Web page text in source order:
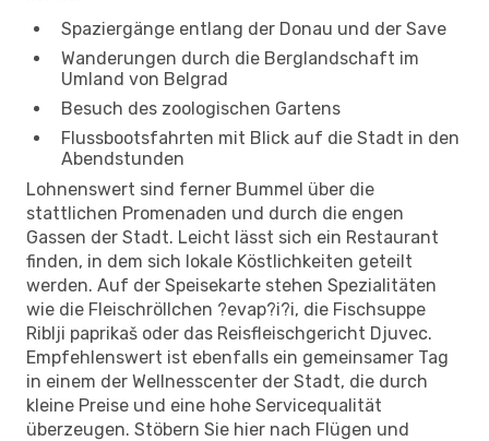
Spaziergänge entlang der Donau und der Save
Wanderungen durch die Berglandschaft im
Umland von Belgrad
Besuch des zoologischen Gartens
Flussbootsfahrten mit Blick auf die Stadt in den
Abendstunden
Lohnenswert sind ferner Bummel über die
stattlichen Promenaden und durch die engen
Gassen der Stadt. Leicht lässt sich ein Restaurant
finden, in dem sich lokale Köstlichkeiten geteilt
werden. Auf der Speisekarte stehen Spezialitäten
wie die Fleischröllchen ?evap?i?i, die Fischsuppe
Riblji paprikaš oder das Reisfleischgericht Djuvec.
Empfehlenswert ist ebenfalls ein gemeinsamer Tag
in einem der Wellnesscenter der Stadt, die durch
kleine Preise und eine hohe Servicequalität
überzeugen. Stöbern Sie hier nach Flügen und